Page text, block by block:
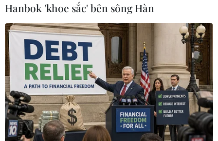
hội nghị giải quyết mối đe
dọa do nước biển dâng
Đại Hội đồng Liên hợp quốc dự
kiến triệu tập hội nghị cấp cao để
bàn cách giải quyết các mối đe
dọa hiện hữu do nước biển
dâng vào tháng Chín tới.
(TTXVN/Vietnam+)
Hanbok 'khoe sắc' bên sông Hàn